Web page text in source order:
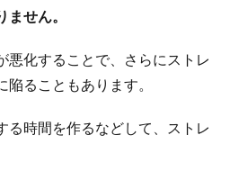
せん。
悪化することで、さらにストレ
ることもあります。
る時間を作るなどして、ストレ